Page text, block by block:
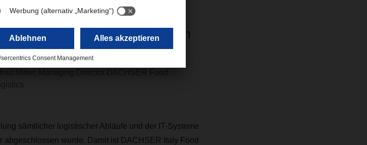
Im- und Export auf ein neues
heben und damit das European
Network weiter stärken”
sämtlicher logistischer Abläufe und der IT-Systeme
wurde. Damit ist DACHSER Italy Food